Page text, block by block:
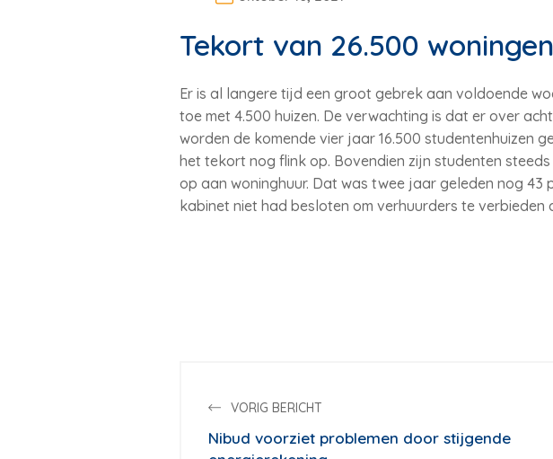
Tekort van 26.500
Er is al langere tijd een groot gebrek aan voldoende
toe met 4.500 huizen. De verwachting is dat er over
worden de komende vier jaar 16.500 studentenhuizen
het tekort nog flink op. Bovendien zijn studenten
op aan woninghuur. Dat was twee jaar geleden nog
kabinet niet had besloten om verhuurders te verbieden
VORIG BERICHT
Nibud voorziet problemen door stijgende